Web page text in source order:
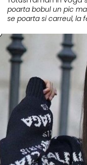
poarta bobul un pic
se poarta si carreul, la